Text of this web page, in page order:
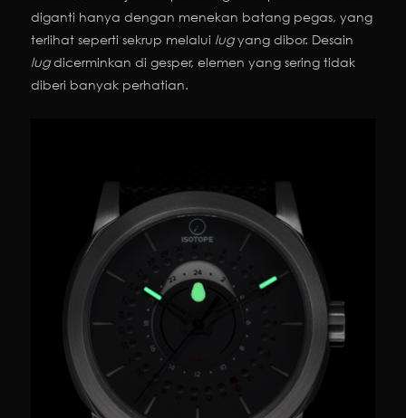
diganti hanya dengan menekan batang pegas, yang
terlihat seperti sekrup melalui lugyang dibor. Desain
lugdicerminkan di gesper, elemen yang sering tidak
diberi banyak perhatian.